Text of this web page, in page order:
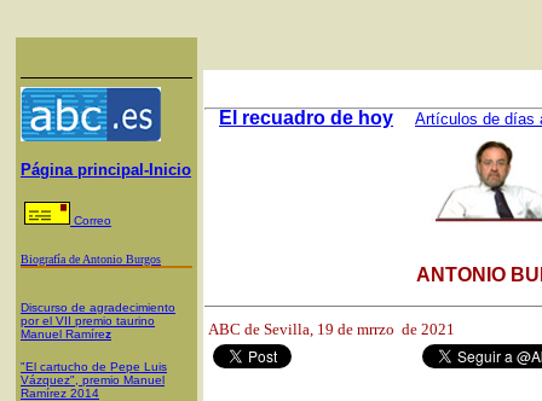
Página principal-Inicio
Correo
Biografía de Antonio Burgos
Discurso de agradecimiento
por el VII premio taurino
Manuel Ramírez
"El cartucho de Pepe Luis
Vázquez", premio Manuel
Ramírez 2014
El recuadro de hoy Artículos de días
ANTONIO
ABC de Sevilla, 19 de mrrzo de 2021